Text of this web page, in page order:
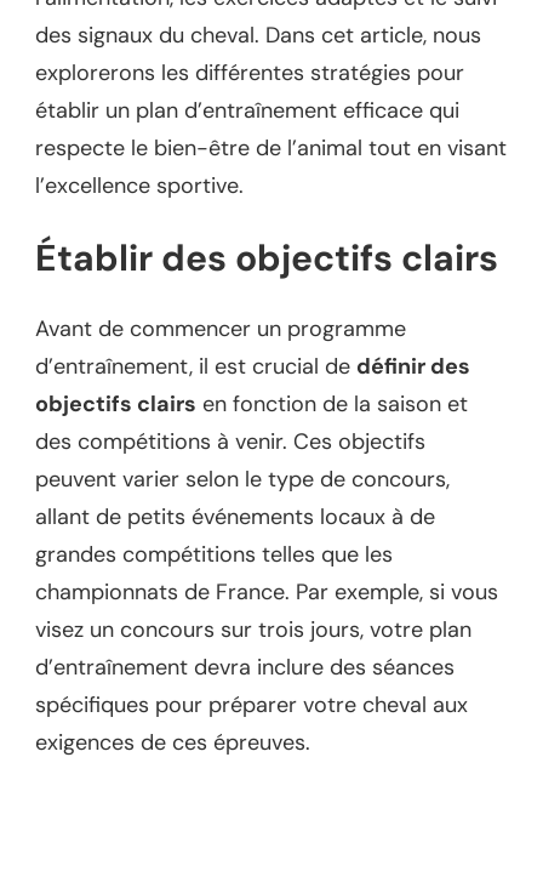
des signaux du cheval. Dans cet article, nous
explorerons les différentes stratégies pour
établir un plan d’entraînement efficace qui
respecte le bien-être de l’animal tout en visant
l’excellence sportive.
Établir des objectifs clairs
Avant de commencer un programme
d’entraînement, il est crucial de définir des
objectifs clairs en fonction de la saison et
des compétitions à venir. Ces objectifs
peuvent varier selon le type de concours,
allant de petits événements locaux à de
grandes compétitions telles que les
championnats de France. Par exemple, si vous
visez un concours sur trois jours, votre plan
d’entraînement devra inclure des séances
spécifiques pour préparer votre cheval aux
exigences de ces épreuves.